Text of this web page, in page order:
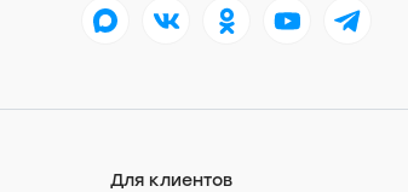
Для клиентов